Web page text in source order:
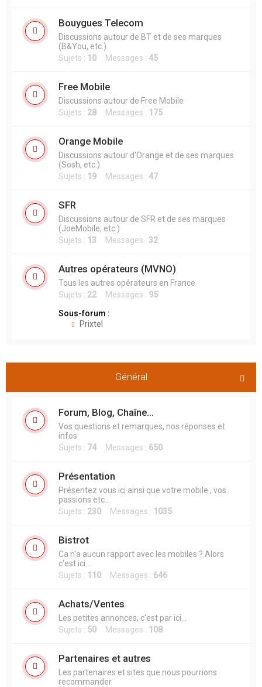
Bouygues Telecom
Discussions autour de BT et de ses marques
(B&You, etc.)
Sujets : 10 Messages : 45
Free Mobile
Discussions autour de Free Mobile
Sujets : 28 Messages : 175
Orange Mobile
Discussions autour d'Orange et de ses marques
(Sosh, etc.)
Sujets : 19 Messages : 47
SFR
Discussions autour de SFR et de ses marques
(JoeMobile, etc.)
Sujets : 13 Messages : 32
Autres opérateurs (MVNO)
Tous les autres opérateurs en France
Sujets : 22Messages : 95
Sous-forum :
Prixtel
Général
Forum, Blog, Chaîne...
Vos questions et remarques, nos réponses et
infos
Sujets : 74 Messages : 650
Présentation
Présentez vous ici ainsi que votre mobile , vos
passions etc...
Sujets : 230 Messages : 1035
Bistrot
Ca n'a aucun rapport avec les mobiles ? Alors
c'est ici...
Sujets : 110 Messages : 646
Achats/Ventes
Les petites annonces, c'est par ici...
Sujets : 50 Messages : 108
Partenaires et autres
Les partenaires et sites que nous pourrions
recommander